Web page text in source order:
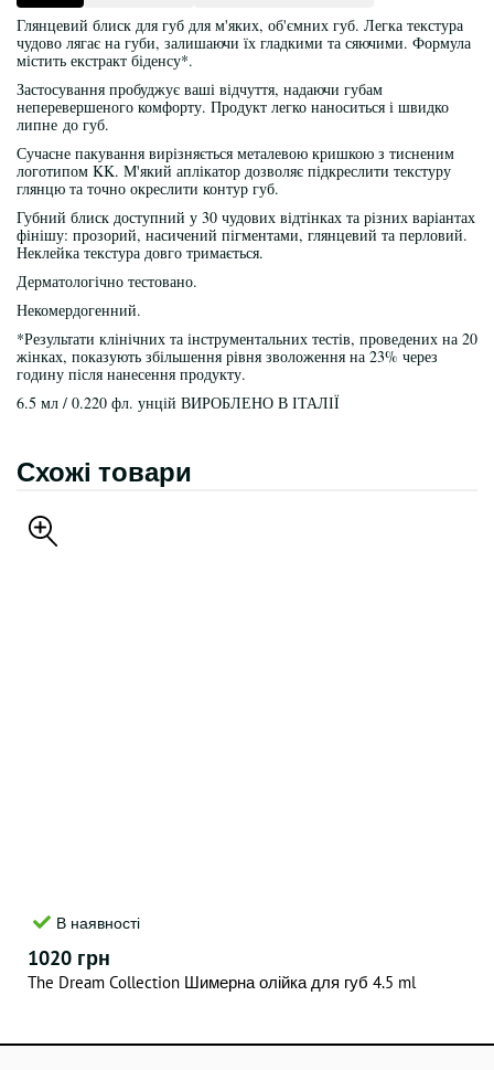
Глянцевий блиск для губ для м'яких, об'ємних губ. Легка текстура
чудово лягає на губи, залишаючи їх гладкими та сяючими. Формула
містить екстракт біденсу*.
Застосування пробуджує ваші відчуття, надаючи губам
неперевершеного комфорту. Продукт легко наноситься і швидко
липне до губ.
Сучасне пакування вирізняється металевою кришкою з тисненим
логотипом KK. М'який аплікатор дозволяє підкреслити текстуру
глянцю та точно окреслити контур губ.
Губний блиск доступний у 30 чудових відтінках та різних варіантах
фінішу: прозорий, насичений пігментами, глянцевий та перловий.
Неклейка текстура довго тримається.
Дерматологічно тестовано.
Некомердогенний.
*Результати клінічних та інструментальних тестів, проведених на 20
жінках, показують збільшення рівня зволоження на 23% через
годину після нанесення продукту.
6.5 мл / 0.220 фл. унцій ВИРОБЛЕНО В ІТАЛІЇ
Схожі товари
В наявності
1020 грн
The Dream Collection Шимерна олійка для губ 4.5 ml